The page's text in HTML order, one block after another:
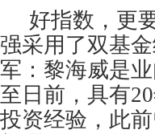
好指数，更
强采用了双基
军：黎海威是
至日前，具有
投资经验，此